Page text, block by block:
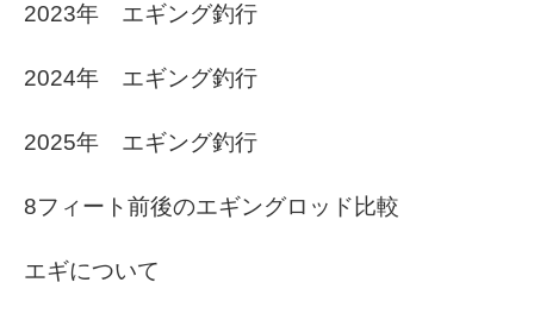
2023年 エギング釣行
2024年 エギング釣行
2025年 エギング釣行
8フィート前後のエギングロッド比較
エギについて